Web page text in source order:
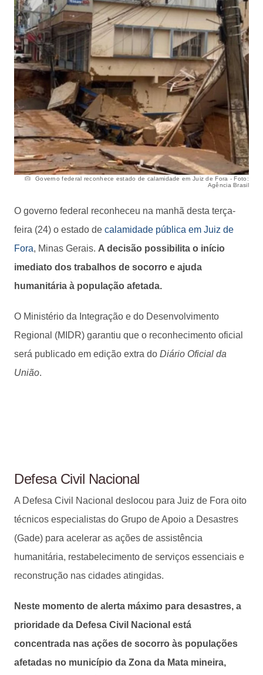
Governo federal reconhece estado de calamidade em Juiz de Fora - Foto:
Agência Brasil
O governo federal reconheceu na manhã desta terça-
feira (24) o estado de calamidade pública em Juiz de
Fora, Minas Gerais. A decisão possibilita o início
imediato dos trabalhos de socorro e ajuda
humanitária à população afetada.
O Ministério da Integração e do Desenvolvimento
Regional (MIDR) garantiu que o reconhecimento oficial
será publicado em edição extra do Diário Oficial da
União.
Defesa Civil Nacional
A Defesa Civil Nacional deslocou para Juiz de Fora oito
técnicos especialistas do Grupo de Apoio a Desastres
(Gade) para acelerar as ações de assistência
humanitária, restabelecimento de serviços essenciais e
reconstrução nas cidades atingidas.
Neste momento de alerta máximo para desastres, a
prioridade da Defesa Civil Nacional está
concentrada nas ações de socorro às populações
afetadas no município da Zona da Mata mineira,